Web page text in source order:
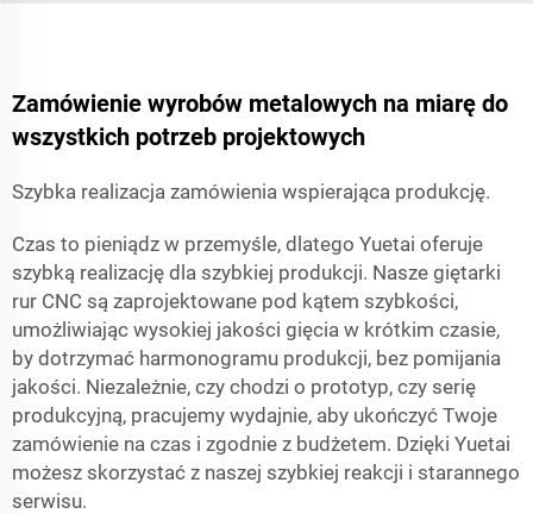
Zamówienie wyrobów metalowych na miarę do
wszystkich potrzeb projektowych
Szybka realizacja zamówienia wspierająca produkcję.
Czas to pieniądz w przemyśle, dlatego Yuetai oferuje
szybką realizację dla szybkiej produkcji. Nasze giętarki
rur CNC są zaprojektowane pod kątem szybkości,
umożliwiając wysokiej jakości gięcia w krótkim czasie,
by dotrzymać harmonogramu produkcji, bez pomijania
jakości. Niezależnie, czy chodzi o prototyp, czy serię
produkcyjną, pracujemy wydajnie, aby ukończyć Twoje
zamówienie na czas i zgodnie z budżetem. Dzięki Yuetai
możesz skorzystać z naszej szybkiej reakcji i starannego
serwisu.